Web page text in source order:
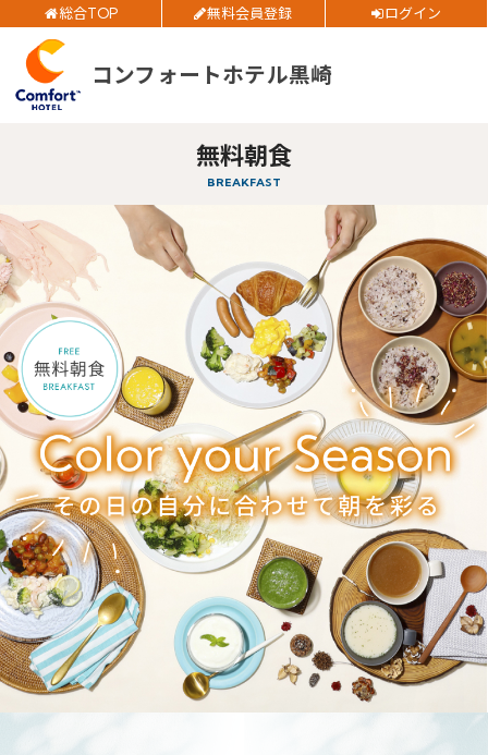
総合TOP 無料会員登録 ログイン
コンフォートホテル黒崎
部屋数
大人人数
1室あたり
空室検索
会員特典のご案内
会員登録 ログイン
予約確認・変更・キャンセル
特別優待会員様 交通＋宿泊プラン
無料朝食
BREAKFAST
ご予約確認・変更・キャンセルフォーム
公式Webサイトからのご予約